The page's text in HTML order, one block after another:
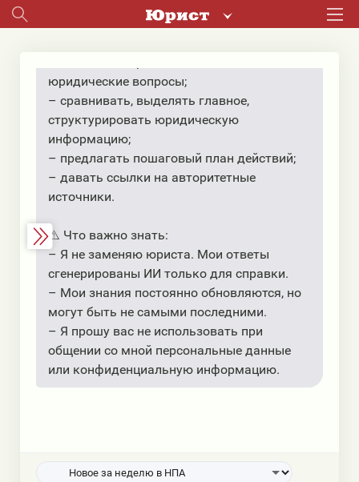
Республики Беларусь
юридические вопросы;
– сравнивать, выделять главное,
структурировать юридическую
информацию;
– предлагать пошаговый план действий;
– давать ссылки на авторитетные
источники.
⚠️ Что важно знать:
– Я не заменяю юриста. Мои ответы
сгенерированы ИИ только для справки.
– Мои знания постоянно обновляются, но
могут быть не самыми последними.
– Я прошу вас не использовать при
общении со мной персональные данные
или конфиденциальную информацию.